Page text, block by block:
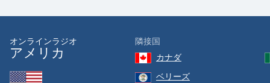
Text
オンラインラジオ
アメリカ
隣接国
カナダ
ベリーズ